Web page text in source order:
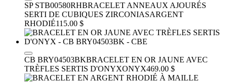
SP STB00580RHBRACELET ANNEAUX AJOURÉS
SERTI DE CUBIQUES ZIRCONIASARGENT
RHODIÉ115.00 $
CB BRY04503BKBRACELET EN OR JAUNE AVEC
TRÈFLES SERTIS D'ONYXONYX469.00 $